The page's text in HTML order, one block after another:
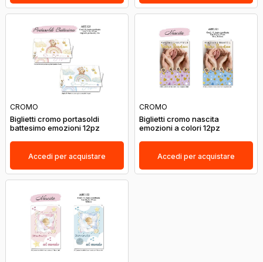
CROMO
Biglietti cromo portasoldi
battesimo emozioni 12pz
Accedi per acquistare
CROMO
Biglietti cromo nascita
emozioni a colori 12pz
Accedi per acquistare